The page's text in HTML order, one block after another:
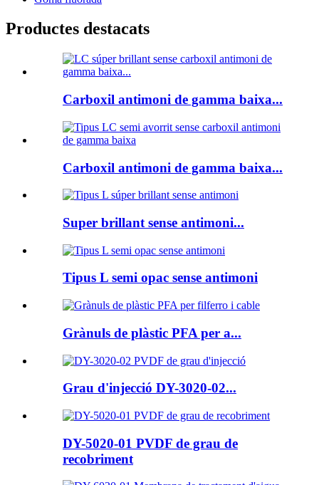
Productes destacats
Carboxil antimoni de gamma baixa...
Carboxil antimoni de gamma baixa...
Super brillant sense antimoni...
Tipus L semi opac sense antimoni
Grànuls de plàstic PFA per a...
Grau d'injecció DY-3020-02...
DY-5020-01 PVDF de grau de
recobriment